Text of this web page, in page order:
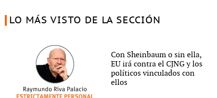
LO MÁS VISTO DE LA SECCIÓN
Con Sheinbaum o sin ella,
EU irá contra el CJNG y los
políticos vinculados con
ellos